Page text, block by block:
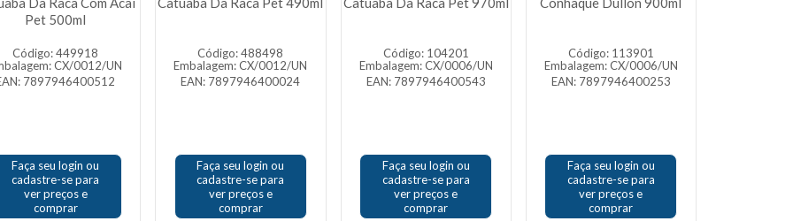
Pet 500ml
Código: 449918
CX/0012/UN
7897946400512
Faça seu login ou
cadastre-se para
ver preços e
comprar
Código: 488498
Embalagem: CX/0012/UN
EAN: 7897946400024
Faça seu login ou
cadastre-se para
ver preços e
comprar
Código: 104201
Embalagem: CX/0006/UN
EAN: 7897946400543
Faça seu login ou
cadastre-se para
ver preços e
comprar
Código: 113901
Embalagem: CX/0006/UN
EAN: 7897946400253
Faça seu login ou
cadastre-se para
ver preços e
comprar